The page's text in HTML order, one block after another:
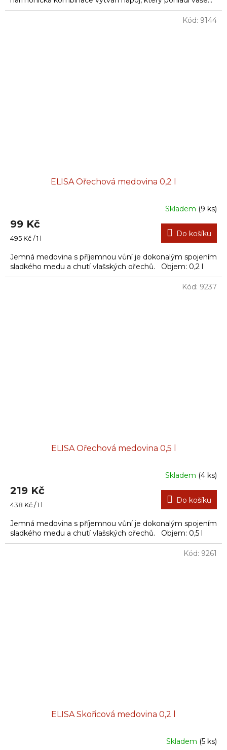
ELISA Ořechová medovina 0,2 l
Skladem (9 ks)
99 Kč
Měrná
495 Kč / 1 l Do košíku
Jemná medovina s příjemnou vůní je dokonalým spojením
sladkého medu a chutí vlašských ořechů. Objem: 0,2 l
Kód: 9144
ELISA Ořechová medovina 0,5 l
Skladem (4 ks)
219 Kč
Měrná
438 Kč / 1 l Do košíku
Jemná medovina s příjemnou vůní je dokonalým spojením
sladkého medu a chutí vlašských ořechů. Objem: 0,5 l
Kód: 9237
ELISA Skořicová medovina 0,2 l
Skladem (5 ks)
Kód: 9261